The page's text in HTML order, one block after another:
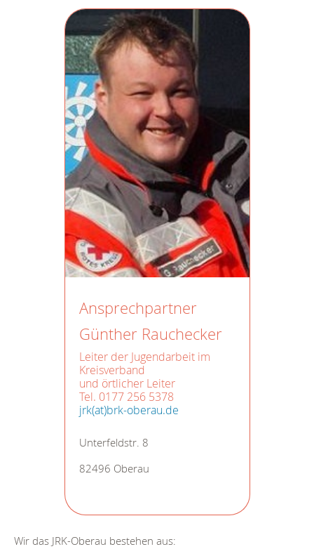
Ansprechpartner
Günther Rauchecker
Leiter der Jugendarbeit im
Kreisverband
und örtlicher Leiter
Tel. 0177 256 5378
jrk(at)brk-oberau.de
Unterfeldstr. 8
82496 Oberau
Wir das JRK-Oberau bestehen aus: